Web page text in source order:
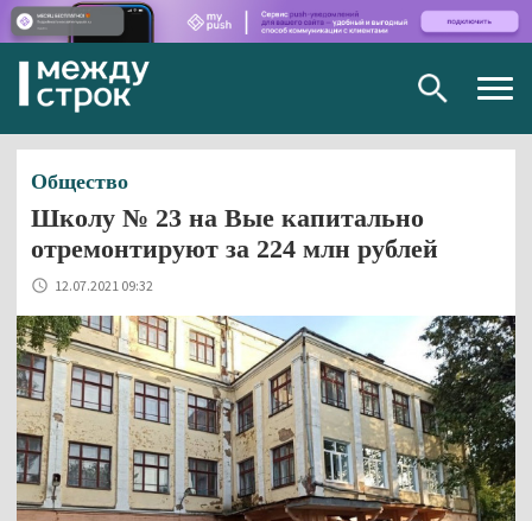
Общество
Школу № 23 на Вые капитально
отремонтируют за 224 млн рублей
12.07.2021 09:32